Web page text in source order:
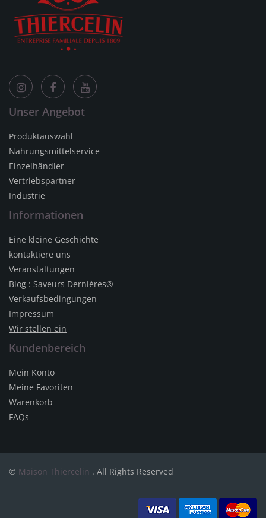
Unser Angebot
Produktauswahl
Nahrungsmittelservice
Einzelhändler
Vertriebspartner
Industrie
Informationen
Eine kleine Geschichte
kontaktiere uns
Veranstaltungen
Blog : Saveurs Dernières®
Verkaufsbedingungen
Impressum
Wir stellen ein
Kundenbereich
Mein Konto
Meine Favoriten
Warenkorb
FAQs
© Maison Thiercelin . All Rights Reserved